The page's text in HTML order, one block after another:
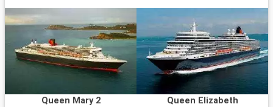
Queen Mary 2 Queen Elizabeth